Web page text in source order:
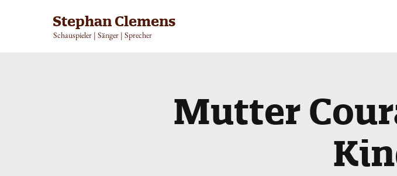
Stephan Clemens
Schauspieler | Sänger | Sprecher
Mutter